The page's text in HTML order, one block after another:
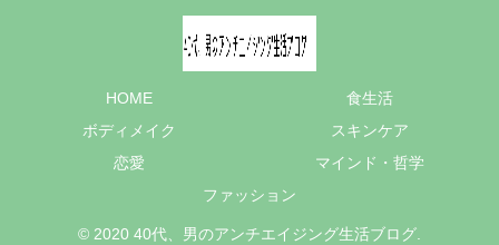
HOME
食生活
ボディメイク
スキンケア
恋愛
マインド・哲学
ファッション
© 2020 40代、男のアンチエイジング生活ブログ.